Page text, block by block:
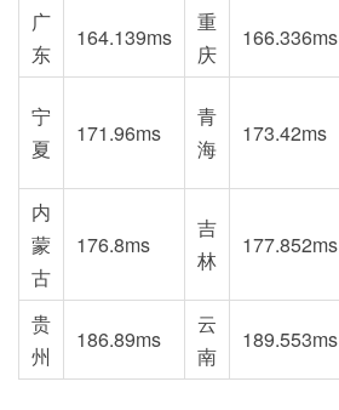
广
东
164.139ms
重
庆
166.336ms
宁
夏
171.96ms
青
海
173.42ms
内
蒙
古
176.8ms
吉
林
177.852ms
贵
州
186.89ms
云
南
189.553ms